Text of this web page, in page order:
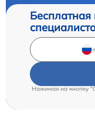
Бесплатная
Нажимая на кнопку